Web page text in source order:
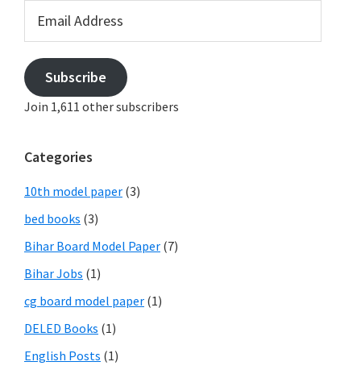
Address
Subscribe
Join 1,611 other subscribers
Categories
10th model paper (3)
bed books (3)
Bihar Board Model Paper (7)
Bihar Jobs (1)
cg board model paper (1)
DELED Books (1)
English Posts (1)